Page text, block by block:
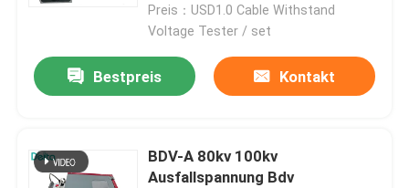
Preis：USD1.0 Cable Withstand
Voltage Tester / set
Bestpreis Kontakt
BDV-A 80kv 100kv
Ausfallspannung Bdv